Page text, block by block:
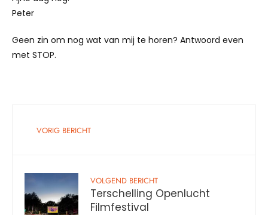
Peter
Geen zin om nog wat van mij te horen? Antwoord even
met STOP.
VORIG BERICHT
VOLGEND BERICHT
Terschelling Openlucht
Filmfestival